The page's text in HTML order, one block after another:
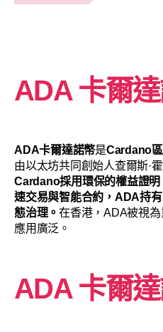
ADA 卡爾
ADA卡爾達諾幣是Cardano
由以太坊共同創始人查爾斯·
Cardano採用環保的權益證
速交易與智能合約，ADA持
態治理。在香港，ADA被視
應用廣泛。
ADA 卡爾